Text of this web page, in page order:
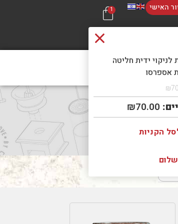
האישי
ידית חליטה
אספרסו
₪
₪70.00
הקניות
1